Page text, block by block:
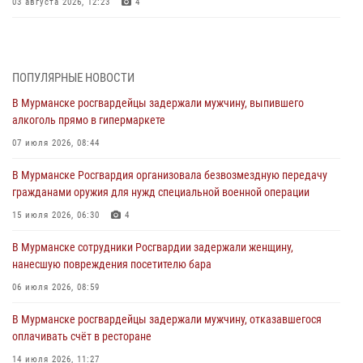
Сотрудники Росгвардии провели инструктаж по
антитеррористической защищенности для членов избирательных
31 июля 2026, 08:48 3
Сотрудники Росгвардии задержали мужчину, не оплатившего счет в
30 июля 2026, 14:09
В Управлении Росгвардии по Мурманской области прошло пожарно-
30 июля 2026, 14:05
В Управлении Росгвардии по Мурманской области состоялось
ПОПУЛЯРНЫЕ НОВОСТИ
В Мурманске росгвардейцы задержали мужчину, выпившего
алкоголь прямо в гипермаркете
07 июля 2026, 08:44
В Мурманске Росгвардия организовала безвозмездную передачу
гражданами оружия для нужд специальной военной операции
15 июля 2026, 06:30 4
В Мурманске сотрудники Росгвардии задержали женщину,
нанесшую повреждения посетителю бара
06 июля 2026, 08:59
В Мурманске росгвардейцы задержали мужчину, отказавшегося
оплачивать счёт в ресторане
14 июля 2026, 11:27